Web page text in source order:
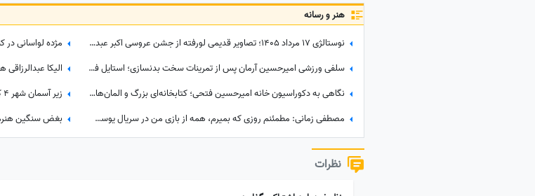
هنر و رسانه
نوستالژی 17 مرداد 1405؛ تصاویر قدیمی لورفته از جشن عروسی اکبر عبدی و مصی خانوم در مرداد 1365
سلفی ورزشی امیرحسین آرمان پس از تمرینات سخت بدنسازی؛ استایل فیت بازیگر محبوب در باشگاه
نگاهی به دکوراسیون خانه امیرحسین فتحی؛ کتابخانه‌ای بزرگ و المان‌های هنری که همه را غافلگیر کرد/ بیخود نیست بهش میگن آقازاده سینمای ایران
مصطفی زمانی: مطمئنم روزی که بمیرم، همه از بازی من در سریال یوسف پیامبر حرف می‌زنند... +ویدیو
نظرات